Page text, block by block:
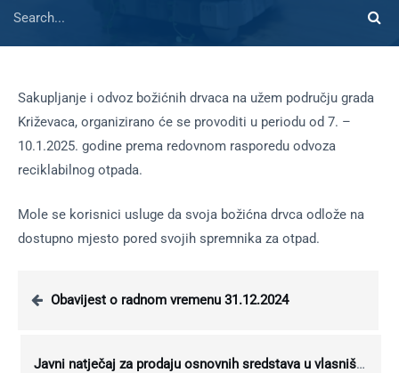
Sakupljanje i odvoz božićnih drvaca na užem području grada
Križevaca, organizirano će se provoditi u periodu od 7. –
10.1.2025. godine prema redovnom rasporedu odvoza
reciklabilnog otpada.
Mole se korisnici usluge da svoja božićna drvca odlože na
dostupno mjesto pored svojih spremnika za otpad.
Obavijest o radnom vremenu 31.12.2024
Javni natječaj za prodaju osnovnih sredstava u vlasništvu Komunalnog poduzeća Križevci d.o.o.